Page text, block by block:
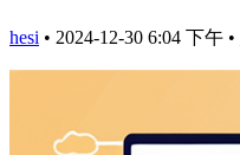
hesi • 2024-12-30 6:04 下午 •